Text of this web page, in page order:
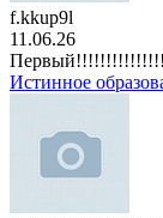
f.kkup9l
11.06.26
Истинное